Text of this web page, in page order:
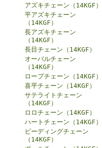
アズキチェーン（14KGF）
平アズキチェーン
（14KGF）
長アズキチェーン
（14KGF）
長目チェーン（14KGF）
オーバルチェーン
（14KGF）
ロープチェーン（14KGF）
喜平チェーン（14KGF）
サテライトチェーン
（14KGF）
ロロチェーン（14KGF）
ハートチェーン（14KGF）
ビーディングチェーン
（14KGF）